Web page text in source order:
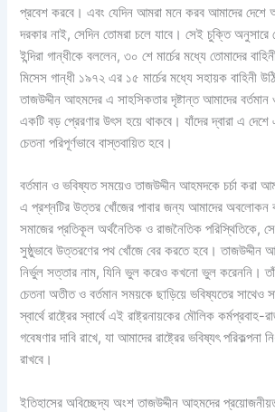
প্রবেশ করবে। এবং যেদিন আমরা মনে করব আমাদের দেশে
দরকার নাই, সেদিন তোমরা চলে যাবে। সেই চুক্তি অনুসারে
ইন্দিরা গান্ধীকে বললেন, ৩০ শে মার্চের মধ্যে তোমাদের
মিসেস গান্ধী ১৯৭২ এর ১৫ মার্চের মধ্যে সহায়ক বাহিনী
তাজউদ্দীন আহমদের এ সাহসিকতার দৃষ্টান্ত আমাদের
একটি বড় প্রেরণার উৎস হয়ে থাকবে। যাঁদের দ্বারা এ
চেতনা পরিপূর্ণভাবে বাস্তবায়িত হবে।
বর্তমান ও ভবিষ্যত সময়েও তাজউদ্দীন আহমদকে চর্চা করা
এ প্রশ্নটির উত্তর খোঁজের পাবার জন্য আমাদের অবলোকন
সমাজের প্রতিকূল অর্থনৈতিক ও রাজনৈতিক পরিস্থিতিকে,
সুষ্ঠুভাবে উত্তরণের পথ খোঁজে বের করতে হবে। তাজউদ্দীন
নির্ভুল সত্তার নাম, যিনি ভুল করেও কখনো ভুল করেননি।
চেতনা অতীত ও বর্তমান সময়কে ছাড়িয়ে ভবিষ্যতের সাথেও
স্বার্থে রাষ্ট্রের স্বার্থে এই রাষ্ট্রনায়কের মৌলিক কর্মপ্রবাহ-
গবেষণার দাবি রাখে, যা আমাদের রাষ্ট্রের ভবিষ্যৎ পরিকল্পনা
রাখবে।
ইতিহাসের অবিচ্ছেদ্য অংশ তাজউদ্দীন আহমদের